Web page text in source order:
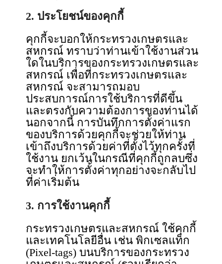
2. ประโยชน์ของคุกกี้
คุกกี้จะบอกให้กระทรวงเกษตรและ
สหกรณ์ ทราบว่าท่านเข้าใช้งานส่วน
ใดในบริการของกระทรวงเกษตรและ
สหกรณ์ เพื่อที่กระทรวงเกษตรและ
สหกรณ์ จะสามารถมอบ
ประสบการณ์การใช้บริการที่ดีขึ้น
และตรงกับความต้องการของท่านได้
นอกจากนี้ การบันทึกการตั้งค่าแรก
ของบริการด้วยคุกกี้จะช่วยให้ท่าน
เข้าถึงบริการด้วยค่าที่ตั้งไว้ทุกครั้งที่
ใช้งาน ยกเว้นในกรณีที่คุกกี้ถูกลบซึ่ง
จะทำให้การตั้งค่าทุกอย่างจะกลับไป
ที่ค่าเริ่มต้น
3. การใช้งานคุกกี้
กระทรวงเกษตรและสหกรณ์ ใช้คุกกี้
และเทคโนโลยีอื่น เช่น พิกเซลแท็ก
(Pixel-tags) บนบริการของกระทรวง